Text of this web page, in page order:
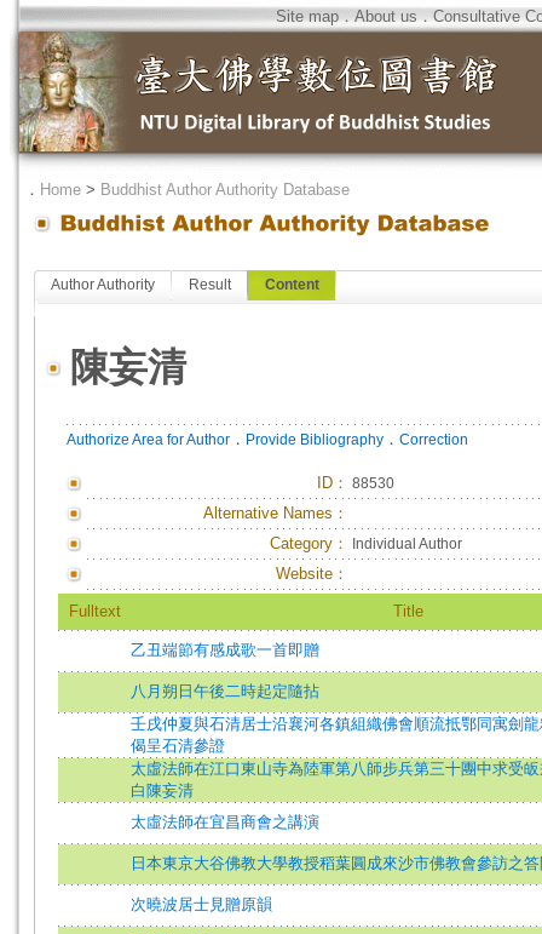
Site map．About us．Consultative
． Home > Buddhist Author Authority Database
Author Authority Result Content
陳妄清
Authorize Area for Author ． Provide Bibliography ． Correction
ID ： 88530
Alternative Names：
Category：
Individual Author
Website：
Fulltext Title
乙丑端節有感成歌一首即贈
八月朔日午後二時起定隨拈
壬戌仲夏與石清居士沿襄河各鎮組織佛會順流抵鄂同寓劍
偈呈石清參證
太虛法師在江口東山寺為陸軍第八師步兵第三十團中求受
白陳妄清
太虛法師在宜昌商會之講演
日本東京大谷佛教大學教授稻葉圓成來沙市佛教會參訪之
次曉波居士見贈原韻